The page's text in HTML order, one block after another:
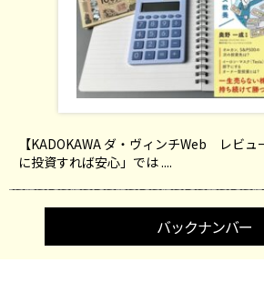
【KADOKAWA ダ・ヴィンチWeb レビ
に投資すれば安心」では ....
バックナンバー